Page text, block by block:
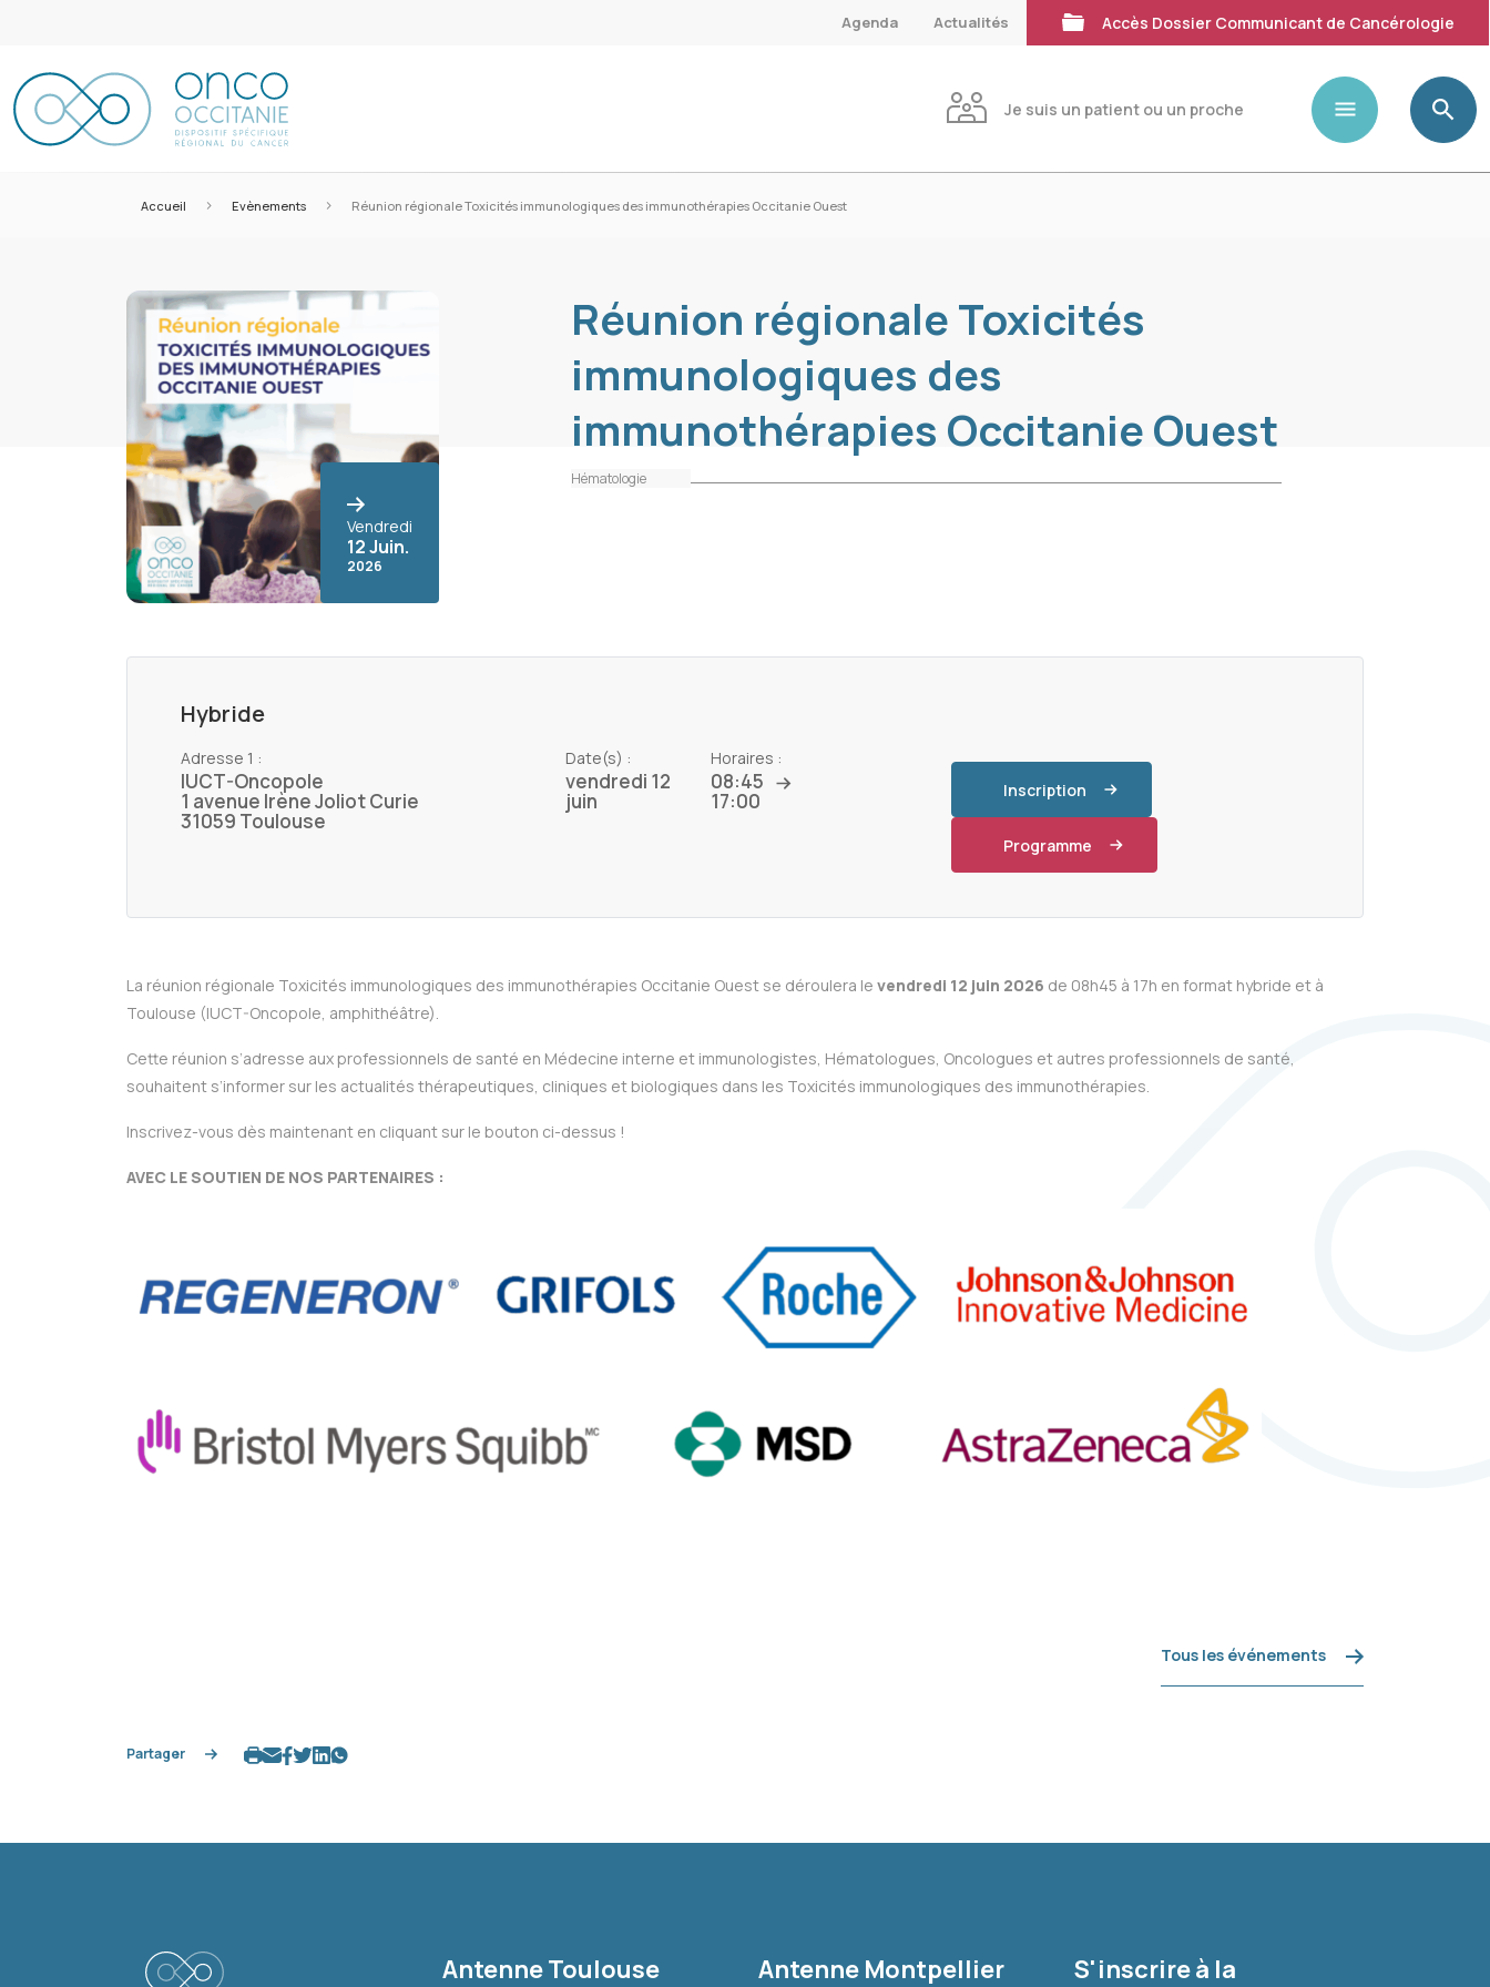
Agenda Actualités Accès Dossier Communicant de Cancérologie
Je suis un patient ou un proche
Accueil > Evènements > Réunion régionale Toxicités immunologiques des immunothérapies Occitanie Ouest
Vendredi
12 Juin.
2026
Réunion régionale Toxicités
immunologiques des
immunothérapies Occitanie Ouest
Hématologie
Hybride
Adresse 1 :
IUCT-Oncopole
1 avenue Irène Joliot Curie
31059 Toulouse
Date(s) :
vendredi 12
juin
Horaires :
08:45
17:00 Inscription
Programme
La réunion régionale Toxicités immunologiques des immunothérapies Occitanie Ouest se déroulera le vendredi 12 juin 2026 de 08h45 à 17h en format hybride et à
Toulouse (IUCT-Oncopole, amphithéâtre).
Cette réunion s’adresse aux professionnels de santé en Médecine interne et immunologistes, Hématologues, Oncologues et autres professionnels de santé,
souhaitent s’informer sur les actualités thérapeutiques, cliniques et biologiques dans les Toxicités immunologiques des immunothérapies.
Inscrivez-vous dès maintenant en cliquant sur le bouton ci-dessus !
AVEC LE SOUTIEN DE NOS PARTENAIRES :
Tous les événements
Partager
Antenne Toulouse Antenne Montpellier S'inscrire à la